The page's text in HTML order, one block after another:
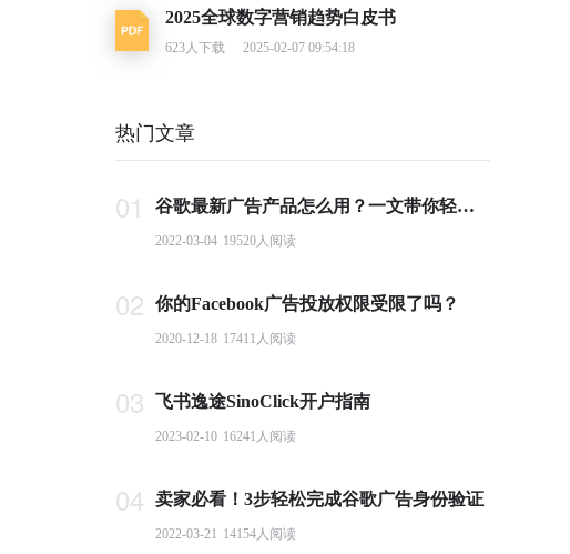
2025全球数字营销趋势白皮书
623人下载 2025-02-07 09:54:18
热门文章
01 谷歌最新广告产品怎么用？一文带你轻松掌握PMax投放要点
2022-03-04 19520人阅读
02 你的Facebook广告投放权限受限了吗？
2020-12-18 17411 人阅读
03 飞书逸途SinoClick开户指南
2023-02-10 16241 人阅读
04 卖家必看！3步轻松完成谷歌广告身份验证
2022-03-21 14154人阅读